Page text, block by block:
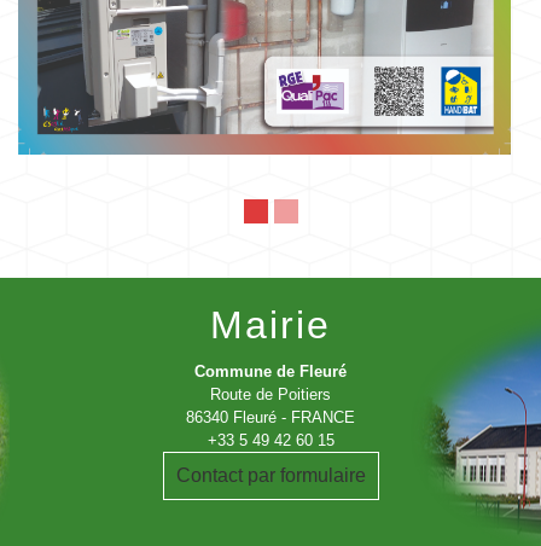
Mairie
Commune de Fleuré
Route de Poitiers
86340 Fleuré - FRANCE
+33 5 49 42 60 15
Contact par formulaire